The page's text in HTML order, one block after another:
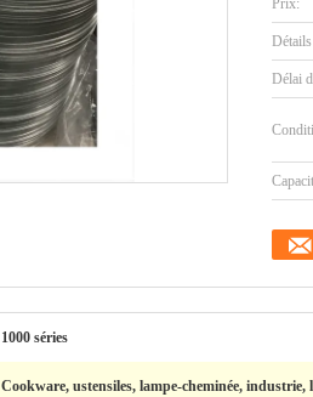
Prix:
Délai
1000 séries
Cookware, ustensiles, lampe-cheminée, industrie,